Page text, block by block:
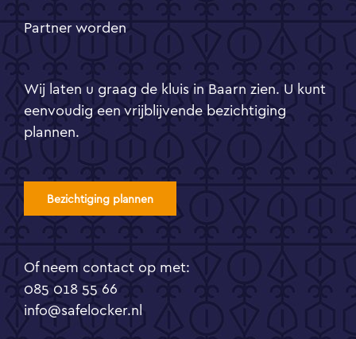
Partner worden
Wij laten u graag de kluis in Baarn zien. U kunt
eenvoudig een vrijblijvende bezichtiging
plannen.
Bezichtiging plannen
Of neem contact op met:
085 018 55 66
info@safelocker.nl